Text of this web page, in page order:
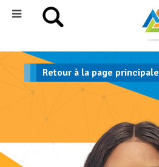
Retour à la page principale